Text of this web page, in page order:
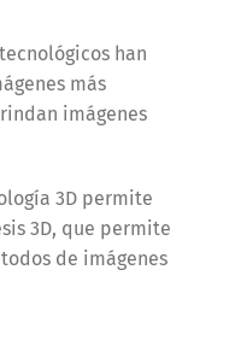
han
más
imágenes
3D permite
3D, que permite
de imágenes